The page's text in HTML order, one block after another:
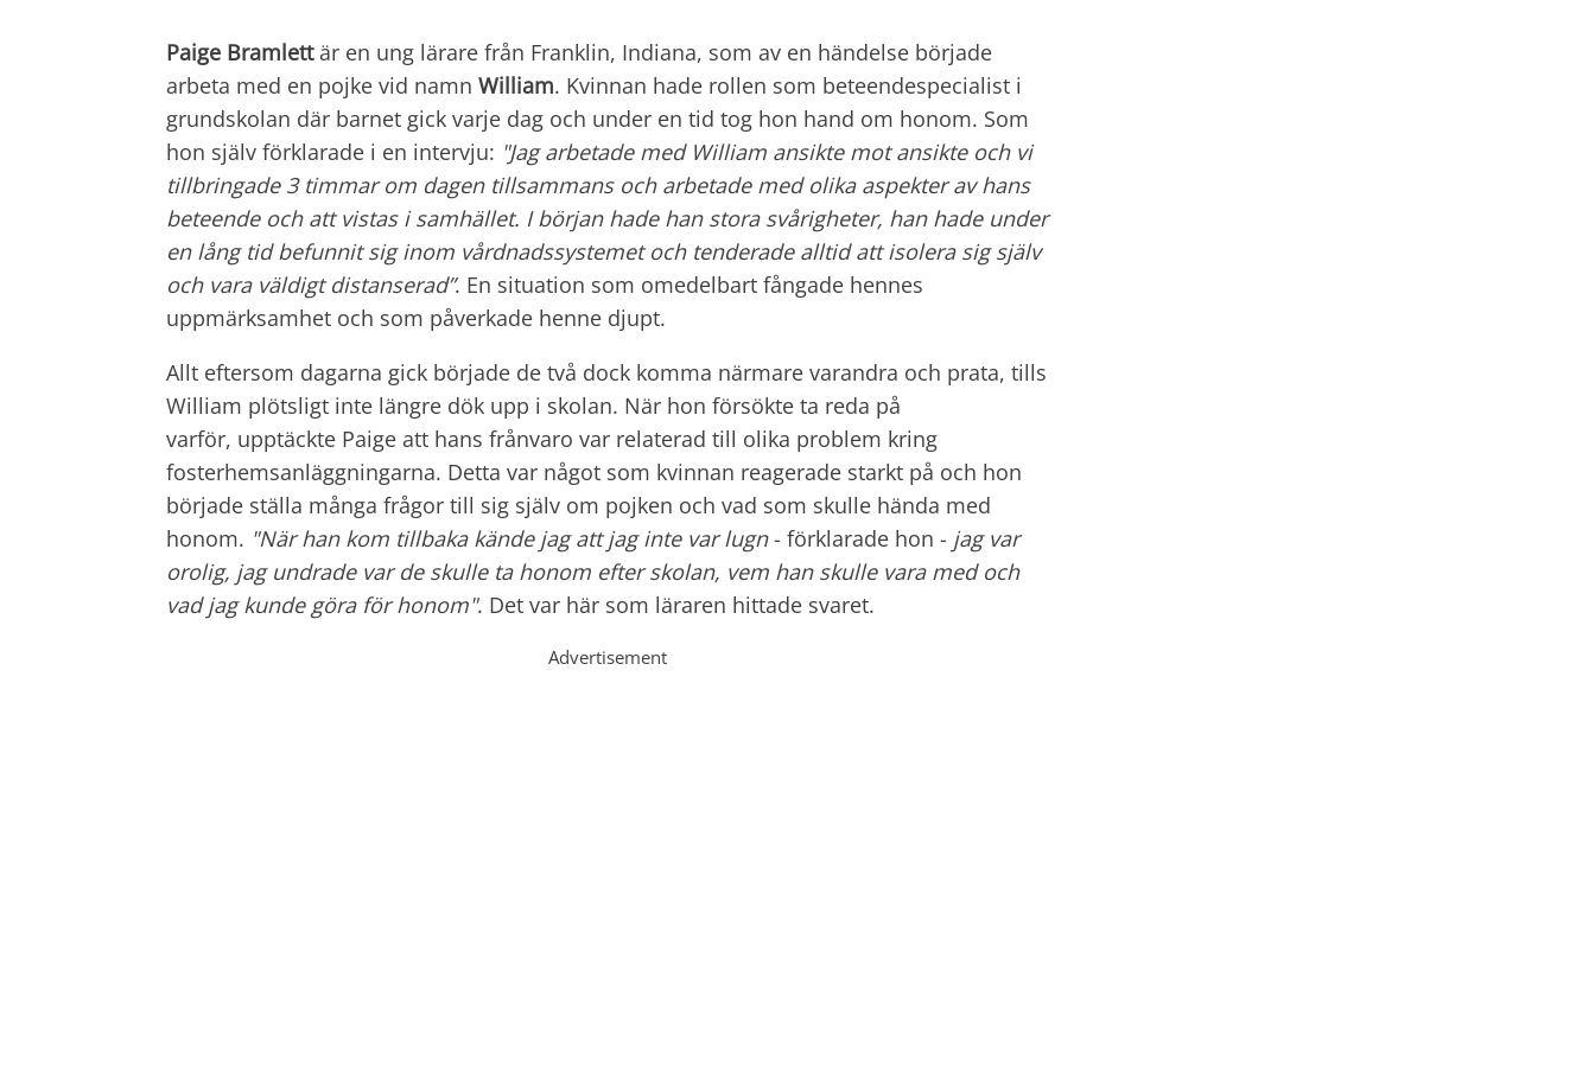
Paige Bramlettär en ung lärare från Franklin, Indiana, som av en händelse började
arbeta med en pojke vid namn William. Kvinnan hade rollen som beteendespecialist i
grundskolan där barnet gick varje dag och under en tid tog hon hand om honom. Som
hon själv förklarade i en intervju: "Jag arbetade med William ansikte mot ansikte och vi
tillbringade 3 timmar om dagen tillsammans och arbetade med olika aspekter av hans
beteende och att vistas i samhället. I början hade han stora svårigheter, han hade under
en lång tid befunnit sig inom vårdnadssystemet och tenderade alltid att isolera sig själv
och vara väldigt distanserad”. En situation som omedelbart fångade hennes
uppmärksamhet och som påverkade henne djupt.
Allt eftersom dagarna gick började de två dock komma närmare varandra och prata, tills
William plötsligt inte längre dök upp i skolan. När hon försökte ta reda på
varför, upptäckte Paige att hans frånvaro var relaterad till olika problem kring
fosterhemsanläggningarna. Detta var något som kvinnan reagerade starkt på och hon
började ställa många frågor till sig själv om pojken och vad som skulle hända med
honom. "När han kom tillbaka kände jag att jag inte var lugn- förklarade hon - jag var
orolig, jag undrade var de skulle ta honom efter skolan, vem han skulle vara med och
vad jag kunde göra för honom". Det var här som läraren hittade svaret.
Advertisement